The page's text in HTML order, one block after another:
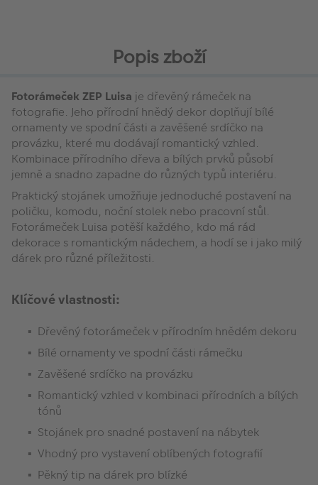
Popis zboží
Fotorámeček ZEP Luisa je dřevěný rámeček na
fotografie. Jeho přírodní hnědý dekor doplňují bílé
ornamenty ve spodní části a zavěšené srdíčko na
provázku, které mu dodávají romantický vzhled.
Kombinace přírodního dřeva a bílých prvků působí
jemně a snadno zapadne do různých typů interiéru.
Praktický stojánek umožňuje jednoduché postavení na
poličku, komodu, noční stolek nebo pracovní stůl.
Fotorámeček Luisa potěší každého, kdo má rád
dekorace s romantickým nádechem, a hodí se i jako milý
dárek pro různé příležitosti.
Klíčové vlastnosti:
Dřevěný fotorámeček v přírodním hnědém dekoru
Bílé ornamenty ve spodní části rámečku
Zavěšené srdíčko na provázku
Romantický vzhled v kombinaci přírodních a bílých
tónů
Stojánek pro snadné postavení na nábytek
Vhodný pro vystavení oblíbených fotografií
Pěkný tip na dárek pro blízké